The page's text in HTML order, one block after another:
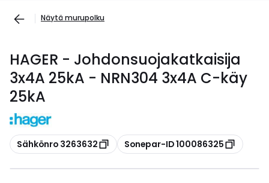
Näytä murupolku
HAGER - Johdonsuojakatkaisija
3x4A 25kA - NRN304 3x4A C-käy
25kA
Kopioi
Sähkönro 3263632 Kopioi
Sonepar-ID 100086325